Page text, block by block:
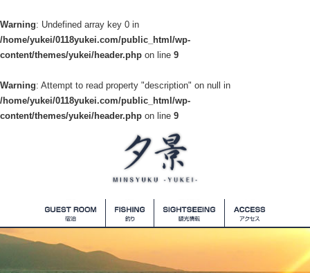
Warning: Undefined array key 0 in
/home/yukei/0118yukei.com/public_html/wp-
content/themes/yukei/header.php on line 9
Warning: Attempt to read property "description" on null in
/home/yukei/0118yukei.com/public_html/wp-
content/themes/yukei/header.php on line 9